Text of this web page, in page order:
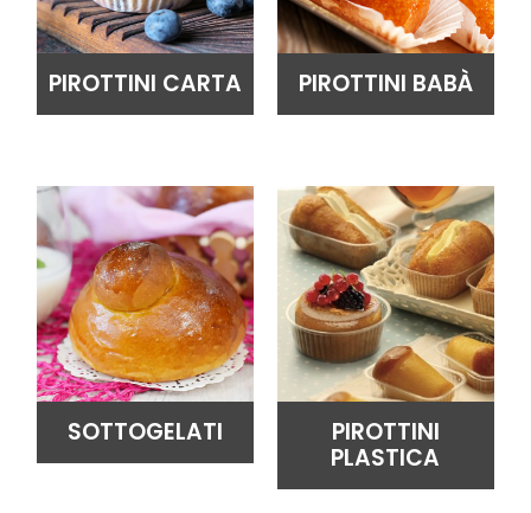
PIROTTINI CARTA PIROTTINI BABÀ
SOTTOGELATI
PIROTTINI
PLASTICA